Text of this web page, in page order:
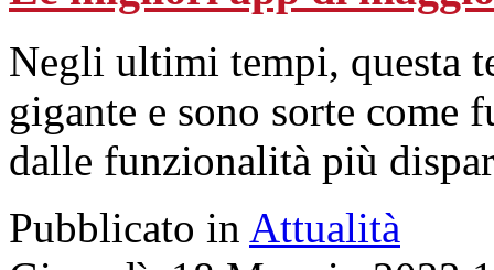
Negli ultimi tempi, questa
gigante e sono sorte come
dalle funzionalità più
Pubblicato in Attualità